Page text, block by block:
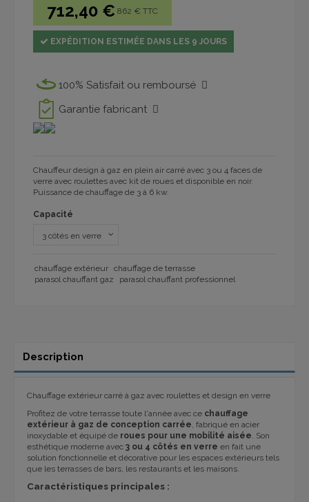
712,40 € 862 € TTC
EXPÉDITION ESTIMÉE DANS LES 9 JOURS
100% Satisfait ou remboursé
Garantie fabricant
Chauffeur design à gaz en plein air carré avec 3 ou 4 faces de
verre avec roulettes avec kit de roues et disponible en noir.
Puissance de chauffage de 3 à 6 kw.
Capacité
chauffage extérieur chauffage de terrasse
parasol chauffant gaz
parasol chauffant professionnel
Description
Chauffage extérieur carré à gaz avec roulettes et design en verre
Profitez de votre terrasse toute l'année avec ce chauffage
extérieur à gaz de conception carrée , fabriqué en acier
inoxydable et équipé de roues pour une mobilité aisée . Son
esthétique moderne avec 3 ou 4 côtés en verre en fait une
solution fonctionnelle et décorative pour les espaces extérieurs tels
que les terrasses de bars, les restaurants et les maisons.
Caractéristiques principales :